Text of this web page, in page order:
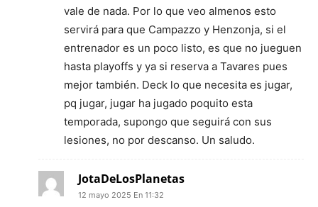
vale de nada. Por lo que veo almenos esto
servirá para que Campazzo y Henzonja, si el
entrenador es un poco listo, es que no jueguen
hasta playoffs y ya si reserva a Tavares pues
mejor también. Deck lo que necesita es jugar,
pq jugar, jugar ha jugado poquito esta
temporada, supongo que seguirá con sus
lesiones, no por descanso. Un saludo.
JotaDeLosPlanetas
12 mayo 2025 En 11:32